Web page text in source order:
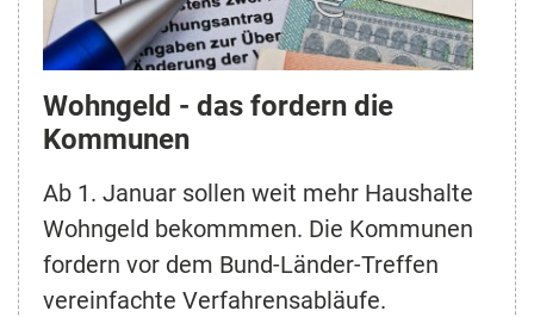
Wohngeld - das fordern die
Kommunen
Ab 1. Januar sollen weit mehr Haushalte
Wohngeld bekommmen. Die Kommunen
fordern vor dem Bund-Länder-Treffen
vereinfachte Verfahrensabläufe.